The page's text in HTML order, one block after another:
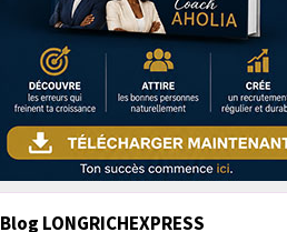
Blog LONGRICHEXPRESS